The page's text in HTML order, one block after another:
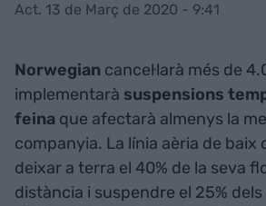
Act. 13 de Març de 2020 - 9:41
Norwegian cancel·larà més de
implementarà suspensions
feina que afectarà almenys la
companyia. La línia aèria de baix
deixar a terra el 40% de la seva
distància i suspendre el 25%